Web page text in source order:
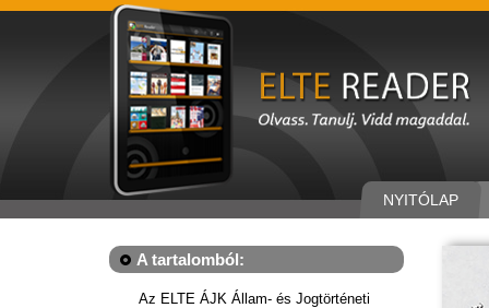
NYITÓLAP
A tartalomból:
Az ELTE ÁJK Állam- és Jogtörténeti